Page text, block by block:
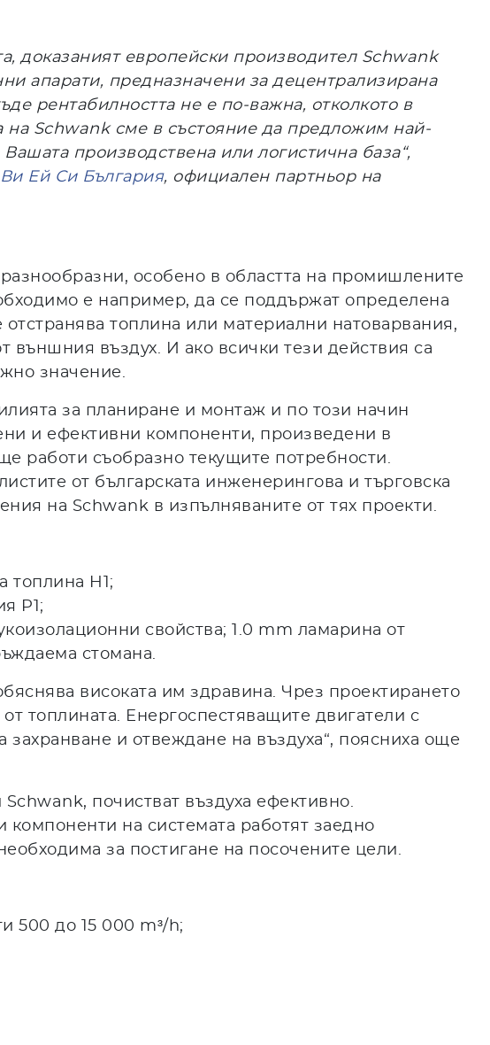
доказаният европейски производител Schwank
апарати, предназначени за децентрализирана
рентабилността не е по-важна, отколкото в
на Schwank сме в състояние да предложим най-
производствена или логистична база“,
Ви Ей Си България, официален партньор на
особено в областта на промишлените
е например, да се поддържат определена
топлина или материални натоварвания,
външния въздух. И ако всички тези действия са
значение.
за планиране и монтаж и по този начин
и ефективни компоненти, произведени в
работи съобразно текущите потребности.
от българската инженерингова и търговска
на Schwank в изпълняваните от тях проекти.
топлина H1;
P1;
свойства; 1.0 mm ламарина от
стомана.
високата им здравина. Чрез проектирането
топлината. Енергоспестяващите двигатели с
и отвеждане на въздуха“, поясниха още
почистват въздуха ефективно.
на системата работят заедно
за постигане на посочените цели.
500 до 15 000 m³/h;